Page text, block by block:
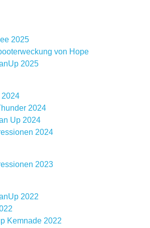
2025
von Hope
2025
2024
2024
Up 2024
2024
2023
2022
Kemnade 2022